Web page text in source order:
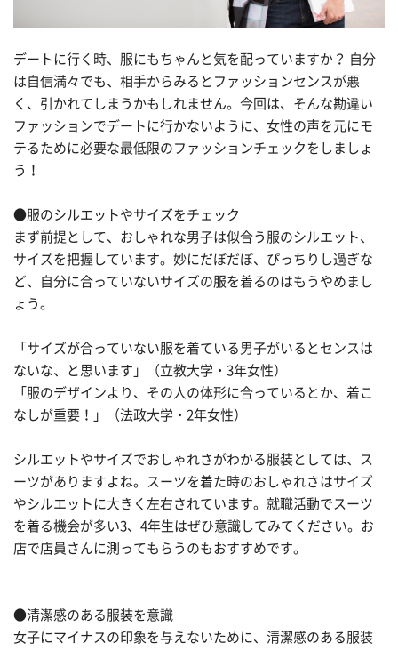
デートに行く時、服にもちゃんと気を配っていますか？ 自分
は自信満々でも、相手からみるとファッションセンスが悪
く、引かれてしまうかもしれません。今回は、そんな勘違い
ファッションでデートに行かないように、女性の声を元にモ
テるために必要な最低限のファッションチェックをしましょ
う！
●服のシルエットやサイズをチェック
まず前提として、おしゃれな男子は似合う服のシルエット、
サイズを把握しています。妙にだぼだぼ、ぴっちりし過ぎな
ど、自分に合っていないサイズの服を着るのはもうやめまし
ょう。
「サイズが合っていない服を着ている男子がいるとセンスは
ないな、と思います」（立教大学・3年女性）
「服のデザインより、その人の体形に合っているとか、着こ
なしが重要！」（法政大学・2年女性）
シルエットやサイズでおしゃれさがわかる服装としては、ス
ーツがありますよね。スーツを着た時のおしゃれさはサイズ
やシルエットに大きく左右されています。就職活動でスーツ
を着る機会が多い3、4年生はぜひ意識してみてください。お
店で店員さんに測ってもらうのもおすすめです。
●清潔感のある服装を意識
女子にマイナスの印象を与えないために、清潔感のある服装